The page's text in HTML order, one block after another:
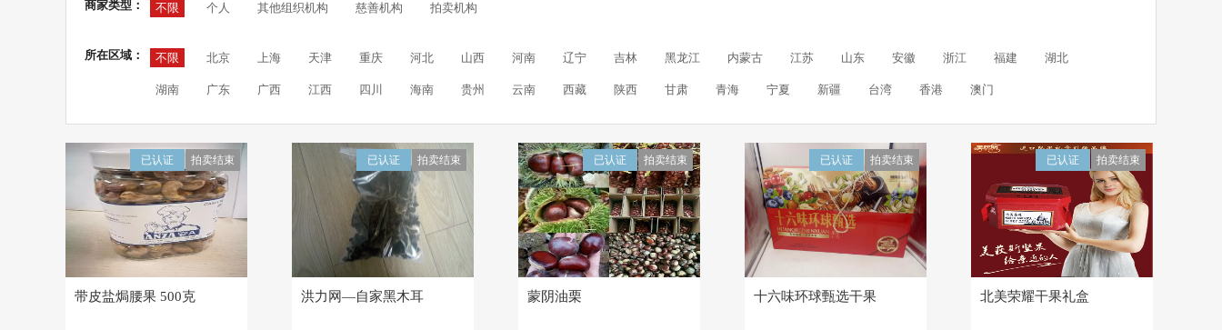
商家类型： 不限 个人 其他组织机构 慈善机构 拍卖机构
所在区域： 不限 北京 上海 天津 重庆 河北 山西 河南 辽宁 吉林 黑龙江 内蒙古 江苏 山东 安徽 浙江 福建 湖北
湖南 广东 广西 江西 四川 海南 贵州 云南 西藏 陕西 甘肃 青海 宁夏 新疆 台湾 香港 澳门
拍卖结束
已认证
带皮盐焗腰果 500克
拍卖结束
已认证
洪力网—自家黑木耳
拍卖结束
已认证
蒙阴油栗
拍卖结束
已认证
十六味环球甄选干果
拍卖结束
已认证
北美荣耀干果礼盒